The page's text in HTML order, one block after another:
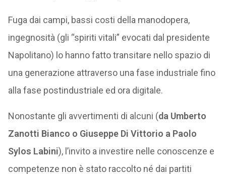
Fuga dai campi, bassi costi della manodopera,
ingegnosità (gli “spiriti vitali” evocati dal presidente
Napolitano) lo hanno fatto transitare nello spazio di
una generazione attraverso una fase industriale fino
alla fase postindustriale ed ora digitale.
Nonostante gli avvertimenti di alcuni (da Umberto
Zanotti Bianco o Giuseppe Di Vittorio a Paolo
Sylos Labini), l’invito a investire nelle conoscenze e
competenze non è stato raccolto né dai partiti